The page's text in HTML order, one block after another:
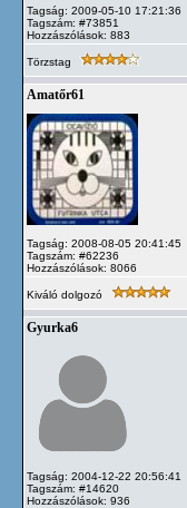
Tagság: 2009-05-10 17:21:36
Tagszám: #73851
Hozzászólások: 883
Törzstag
Amatőr61
Tagság: 2008-08-05 20:41:45
Tagszám: #62236
Hozzászólások: 8066
Kiváló dolgozó
Gyurka6
Tagság: 2004-12-22 20:56:41
Tagszám: #14620
Hozzászólások: 936